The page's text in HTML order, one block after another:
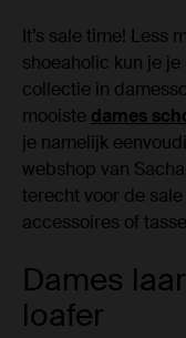
It’s sale time! Less
shoeaholic kun je
collectie in
mooiste dames
je namelijk
webshop van
terecht voor de
accessoires of
Dames
loafer